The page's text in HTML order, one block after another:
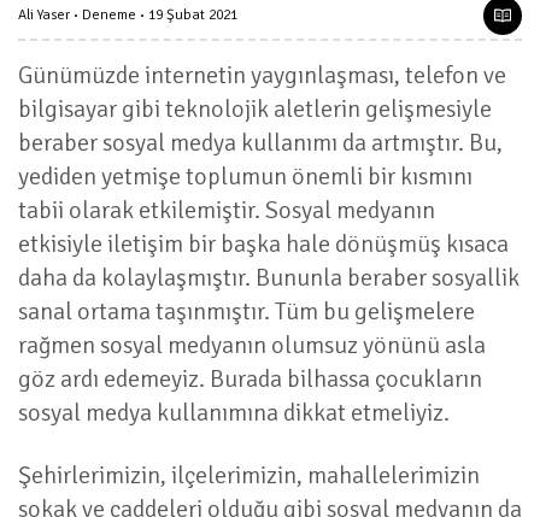
Ali Yaser Deneme 19 Şubat 2021
Günümüzde internetin yaygınlaşması, telefon ve
bilgisayar gibi teknolojik aletlerin gelişmesiyle
beraber sosyal medya kullanımı da artmıştır. Bu,
yediden yetmişe toplumun önemli bir kısmını
tabii olarak etkilemiştir. Sosyal medyanın
etkisiyle iletişim bir başka hale dönüşmüş kısaca
daha da kolaylaşmıştır. Bununla beraber sosyallik
sanal ortama taşınmıştır. Tüm bu gelişmelere
rağmen sosyal medyanın olumsuz yönünü asla
göz ardı edemeyiz. Burada bilhassa çocukların
sosyal medya kullanımına dikkat etmeliyiz.
Şehirlerimizin, ilçelerimizin, mahallelerimizin
sokak ve caddeleri olduğu gibi sosyal medyanın da